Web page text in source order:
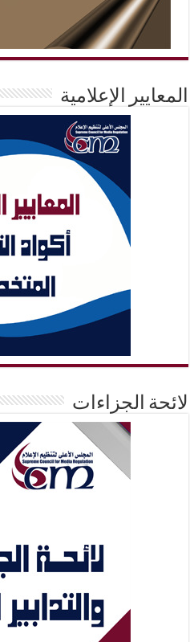
المعايير الإعلامية
لائحة الجزاءات